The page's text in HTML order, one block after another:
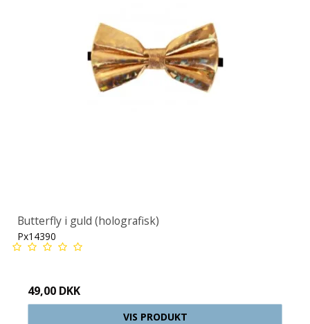
Butterfly i guld (holografisk)
Px14390
49,00 DKK
VIS PRODUKT